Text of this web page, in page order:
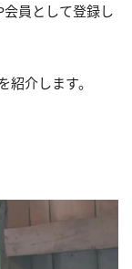
員として登録し
介します。